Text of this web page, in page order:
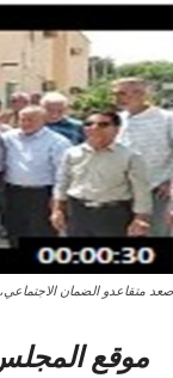
صعد متقاعدو الضمان
موقع